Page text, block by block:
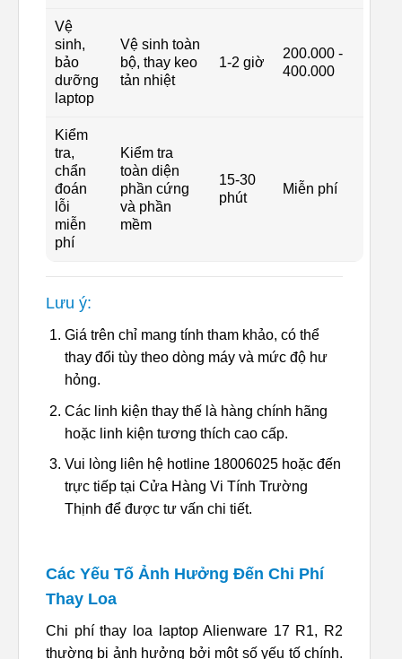
Vệ
sinh,
bảo
dưỡng
laptop
Vệ sinh toàn
bộ, thay keo
tản nhiệt
1-2 giờ
200.000 -
400.000
Kiểm
tra,
chẩn
đoán
lỗi
miễn
phí
Kiểm tra
toàn diện
phần cứng
và phần
mềm
15-30
phút
Miễn phí
Lưu ý:
Giá trên chỉ mang tính tham khảo, có thể
thay đổi tùy theo dòng máy và mức độ hư
hỏng.
Các linh kiện thay thế là hàng chính hãng
hoặc linh kiện tương thích cao cấp.
Vui lòng liên hệ hotline 18006025 hoặc đến
trực tiếp tại Cửa Hàng Vi Tính Trường
Thịnh để được tư vấn chi tiết.
Các Yếu Tố Ảnh Hưởng Đến Chi Phí
Thay Loa
Chi phí thay loa laptop Alienware 17 R1, R2
thường bị ảnh hưởng bởi một số yếu tố chính.